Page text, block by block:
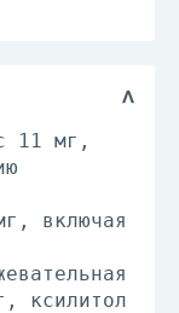
11 мг,
включая
ксилитол